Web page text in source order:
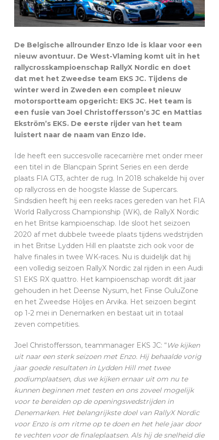
De Belgische allrounder Enzo Ide is klaar voor een
nieuw avontuur. De West-Vlaming komt uit in het
rallycrosskampioenschap RallyX Nordic en doet
dat met het Zweedse team EKS JC. Tijdens de
winter werd in Zweden een compleet nieuw
motorsportteam opgericht: EKS JC. Het team is
een fusie van Joel Christoffersson’s JC en Mattias
Ekström’s EKS. De eerste rijder van het team
luistert naar de naam van Enzo Ide.
Ide heeft een succesvolle racecarrière met onder meer
een titel in de Blancpain Sprint Series en een derde
plaats FIA GT3, achter de rug. In 2018 schakelde hij over
op rallycross en de hoogste klasse de Supercars.
Sindsdien heeft hij een reeks races gereden van het FIA
World Rallycross Championship (WK), de RallyX Nordic
en het Britse kampioenschap. Ide sloot het seizoen
2020 af met dubbele tweede plaats tijdens wedstrijden
in het Britse Lydden Hill en plaatste zich ook voor de
halve finales in twee WK-races. Nu is duidelijk dat hij
een volledig seizoen RallyX Nordic zal rijden in een Audi
S1 ​​EKS RX quattro. Het kampioenschap wordt dit jaar
gehouden in het Deense Nysum, het Finse OuluZone
en het Zweedse Höljes en Arvika. Het seizoen begint
op 1-2 mei in Denemarken en bestaat uit in totaal
zeven competities.
Joel Christoffersson, teammanager EKS JC: “We kijken
uit naar een sterk seizoen met Enzo. Hij behaalde vorig
jaar goede resultaten in Lydden Hill met twee
podiumplaatsen, dus we kijken ernaar uit om nu te
kunnen beginnen met testen en ons zoveel mogelijk
voor te bereiden op de openingswedstrijden in
Denemarken. Het belangrijkste doel van RallyX Nordic
voor Enzo is om ritme op te doen en het hele jaar door
te vechten voor de finaleplaatsen. Als hij de snelheid die